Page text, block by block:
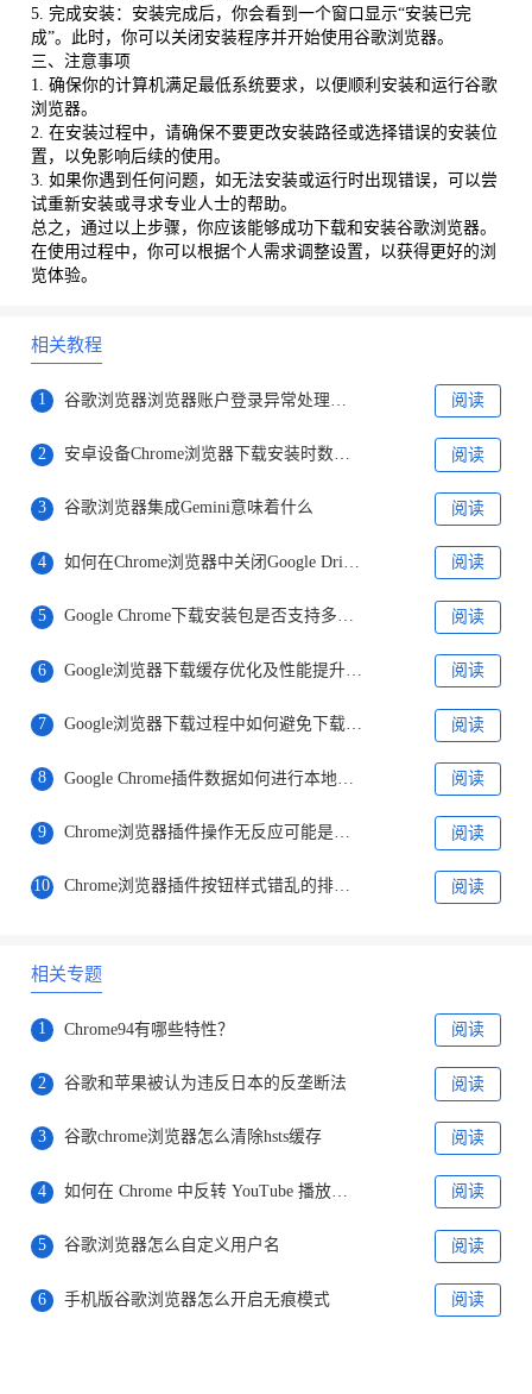
5. 完成安装：安装完成后，你会看到一个窗口显示“安装已完
成”。此时，你可以关闭安装程序并开始使用谷歌浏览器。
三、注意事项
1. 确保你的计算机满足最低系统要求，以便顺利安装和运行谷歌
浏览器。
2. 在安装过程中，请确保不要更改安装路径或选择错误的安装位
置，以免影响后续的使用。
3. 如果你遇到任何问题，如无法安装或运行时出现错误，可以尝
试重新安装或寻求专业人士的帮助。
总之，通过以上步骤，你应该能够成功下载和安装谷歌浏览器。
在使用过程中，你可以根据个人需求调整设置，以获得更好的浏
览体验。
相关教程
1 阅读
2 阅读
3 谷歌浏览器集成Gemini意味着什么 阅读
4 阅读
5 Google Chrome下载安装包是否支持多平台安装 阅读
6 Google浏览器下载缓存优化及性能提升经验 阅读
7 Google浏览器下载过程中如何避免下载文件格式不支持 阅读
8 阅读
9 Chrome浏览器插件操作无反应可能是哪项配置异常 阅读
10 Chrome浏览器插件按钮样式错乱的排查方式 阅读
相关专题
1 Chrome94有哪些特性？ 阅读
2 谷歌和苹果被认为违反日本的反垄断法 阅读
3 谷歌chrome浏览器怎么清除hsts缓存 阅读
4 如何在 Chrome 中反转 YouTube 播放列表? 阅读
5 谷歌浏览器怎么自定义用户名 阅读
6 手机版谷歌浏览器怎么开启无痕模式 阅读